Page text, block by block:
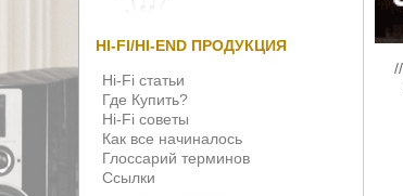
HI-FI/HI-END ПРОДУКЦИЯ
Hi-Fi статьи
Где Купить?
Hi-Fi советы
Как все начиналось
Глоссарий терминов
Ссылки
//